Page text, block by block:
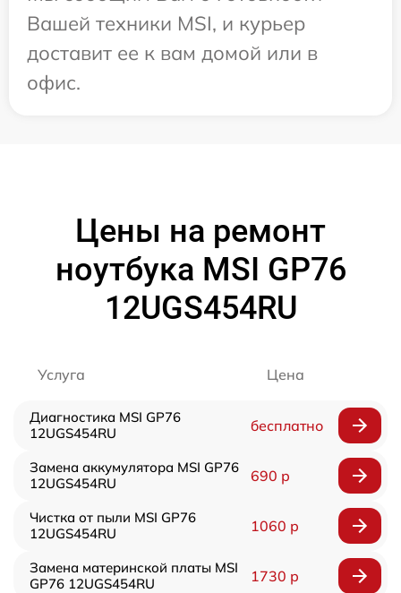
Вашей техники MSI, и курьер
доставит ее к вам домой или в
офис.
Цены на ремонт
ноутбука MSI GP76
12UGS454RU
Услуга Цена
Диагностика MSI GP76
12UGS454RU
бесплатно
Замена аккумулятора MSI GP76
12UGS454RU
690 р
Чистка от пыли MSI GP76
12UGS454RU
1060 р
Замена материнской платы MSI
GP76 12UGS454RU
1730 р